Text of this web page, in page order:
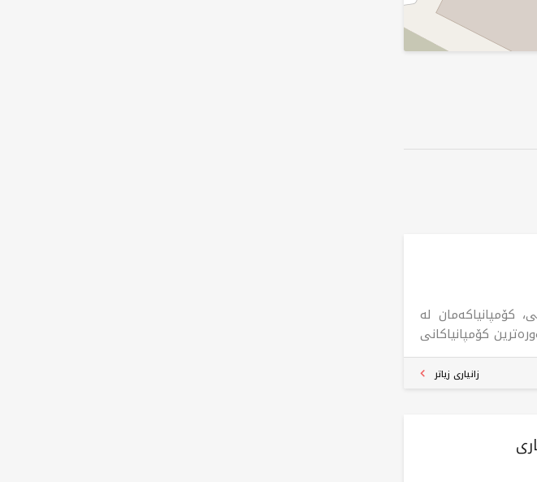
کۆمپانیاکەمان لە
گەورەترین کۆمپانیاکانی
کوردستان. ئێمە
بە یەک ئۆفیس دەست
زانیاری زیاتر